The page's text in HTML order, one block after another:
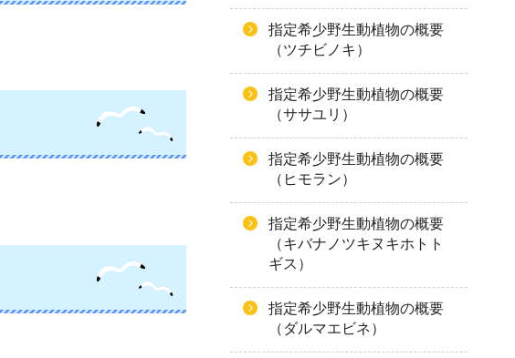
指定希少野生動植物の概要
（ツチビノキ）
指定希少野生動植物の概要
（ササユリ）
指定希少野生動植物の概要
（ヒモラン）
指定希少野生動植物の概要
（キバナノツキヌキホトト
ギス）
指定希少野生動植物の概要
（ダルマエビネ）